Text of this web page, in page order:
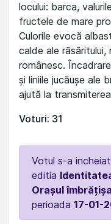
locului: barca,
fructele de mare
Culorile evocă
calde ale
românesc.
și liniile jucăușe ale
ajută la
Voturi: 31
Votul s-a
editia
Orașul
perioada 17-01-